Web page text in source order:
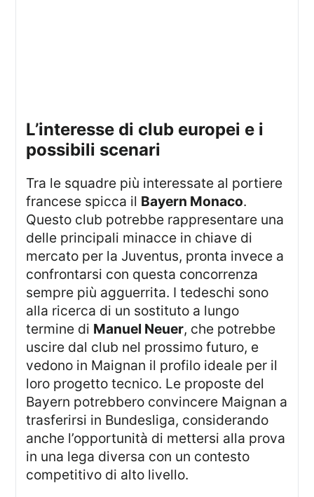
l’interesse di club europei e i
possibili scenari
Tra le squadre più interessate al portiere
francese spicca il Bayern Monaco.
Questo club potrebbe rappresentare una
delle principali minacce in chiave di
mercato per la Juventus, pronta invece a
confrontarsi con questa concorrenza
sempre più agguerrita. I tedeschi sono
alla ricerca di un sostituto a lungo
termine di Manuel Neuer, che potrebbe
uscire dal club nel prossimo futuro, e
vedono in Maignan il profilo ideale per il
loro progetto tecnico. Le proposte del
Bayern potrebbero convincere Maignan a
trasferirsi in Bundesliga, considerando
anche l’opportunità di mettersi alla prova
in una lega diversa con un contesto
competitivo di alto livello.